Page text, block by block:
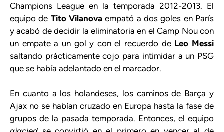
Champions League en la temporada 2012-2013. El
equipo de Tito Vilanova empató a dos goles en París
y acabó de decidir la eliminatoria en el Camp Nou con
un empate a un gol y con el recuerdo de Leo Messi
saltando prácticamente cojo para intimidar a un PSG
que se había adelantado en el marcador.
En cuanto a los holandeses, los caminos de Barça y
Ajax no se habían cruzado en Europa hasta la fase de
grupos de la pasada temporada. Entonces, el equipo